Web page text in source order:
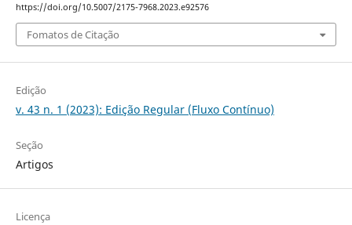
https://doi.org/10.5007/2175-7968.2023.e92576
Fomatos de Citação
Edição
v. 43 n. 1 (2023): Edição Regular (Fluxo Contínuo)
Seção
Artigos
Licença